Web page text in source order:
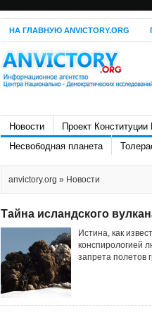
НА ГЛАВНУЮ ANVICTORY.ORG
Новости Проект Конституции
Несвободная планета
anvictory.org » Новости
Тайна исландского
Истина, как
конспирологией
запрета полетов